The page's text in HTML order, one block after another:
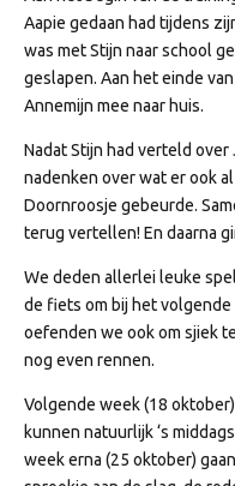
Aapie gedaan had tijdens
was met Stijn naar school
geslapen. Aan het einde
Annemijn mee naar huis.
Nadat Stijn had verteld
nadenken over wat er ook
Doornroosje gebeurde.
terug vertellen! En daarna
We deden allerlei leuke
de fiets om bij het
oefenden we ook om sjiek
nog even rennen.
Volgende week (18
kunnen natuurlijk ‘s
week erna (25 oktober)